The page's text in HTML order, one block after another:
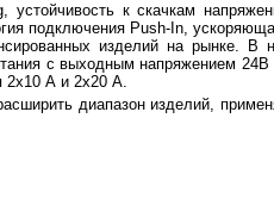
устойчивость к скачкам
подключения Push-In,
изделий на рынке. В
с выходным напряжением 24В
2х10 А и 2х20 А.
диапазон изделий,